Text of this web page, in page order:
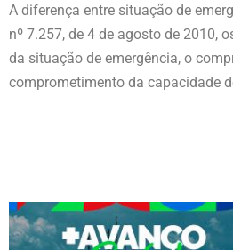
A diferença entre situação de
nº 7.257, de 4 de agosto de 2010,
da situação de emergência, o
comprometimento da capacidade